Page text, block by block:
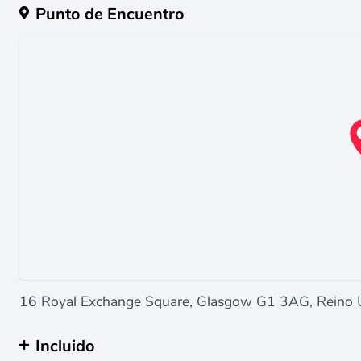
Punto de Encuentro
16 Royal Exchange Square, Glasgow G1 3AG, Reino
Incluido